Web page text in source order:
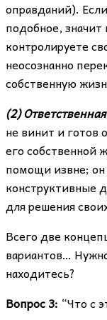
оправданий).
подобное,
контролируете
неосознанно
собственную
(2)
не винит и готов
его собственной
помощи извне; он
конструктивные
для решения
Всего две
вариантов…
находитесь?
Вопрос 3: “Что с